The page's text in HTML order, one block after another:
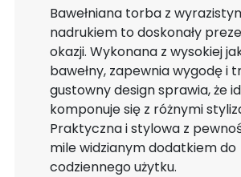
Bawełniana torba z
nadrukiem to doskonały
okazji. Wykonana z wysokiej
bawełny, zapewnia wygodę i
gustowny design sprawia, że
komponuje się z różnymi
Praktyczna i stylowa z
mile widzianym dodatkiem do
codziennego użytku.